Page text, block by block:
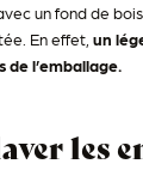
un fond de
En effet,un
de l’emballage​.
les